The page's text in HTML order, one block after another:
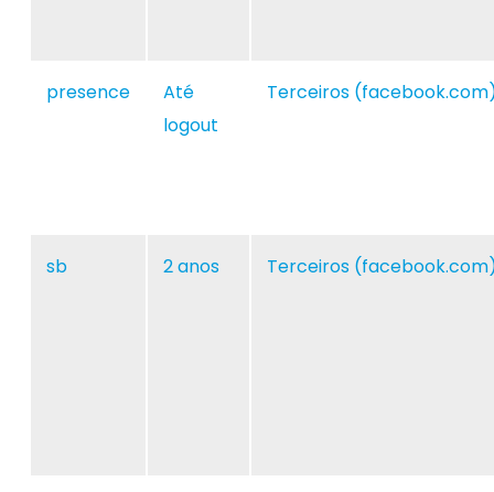
presence
Até
logout
Terceiros
sb 2 anos Terceiros